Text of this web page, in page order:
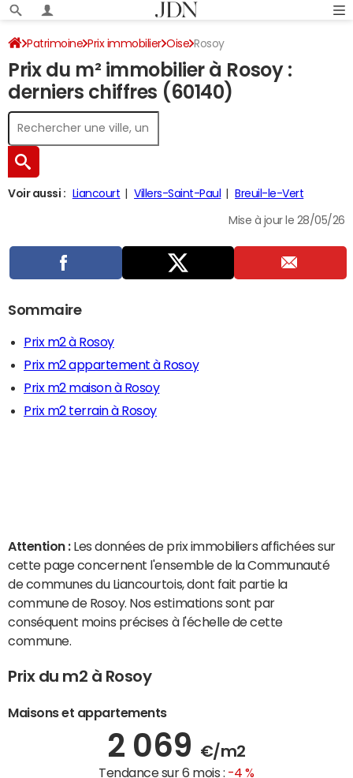
Patrimoine Prix immobilier Oise Rosoy
Prix du m² immobilier à Rosoy :
derniers chiffres (60140)
Voir aussi : Liancourt Villers-Saint-Paul Breuil-le-Vert
Mise à jour le 28/05/26
Sommaire
Prix m2 à Rosoy
Prix m2 appartement à Rosoy
Prix m2 maison à Rosoy
Prix m2 terrain à Rosoy
Attention : Les données de prix immobiliers affichées sur
cette page concernent l'ensemble de la Communauté
de communes du Liancourtois, dont fait partie la
commune de Rosoy. Nos estimations sont par
conséquent moins précises à l'échelle de cette
commune.
Prix du m2 à Rosoy
Maisons et appartements
2 069 €/m2
Tendance sur 6 mois : -4 %